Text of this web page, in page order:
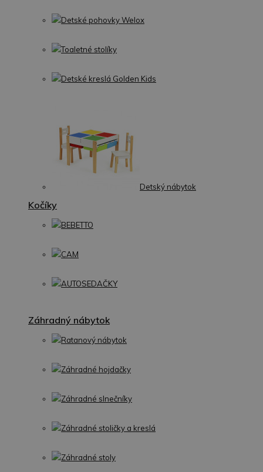
Detské pohovky Welox
Toaletné stolíky
Detské kreslá Golden Kids
Detský nábytok
Kočíky
BEBETTO
CAM
AUTOSEDAČKY
Záhradný nábytok
Ratanový nábytok
Záhradné hojdačky
Záhradné slnečníky
Záhradné stoličky a kreslá
Záhradné stoly